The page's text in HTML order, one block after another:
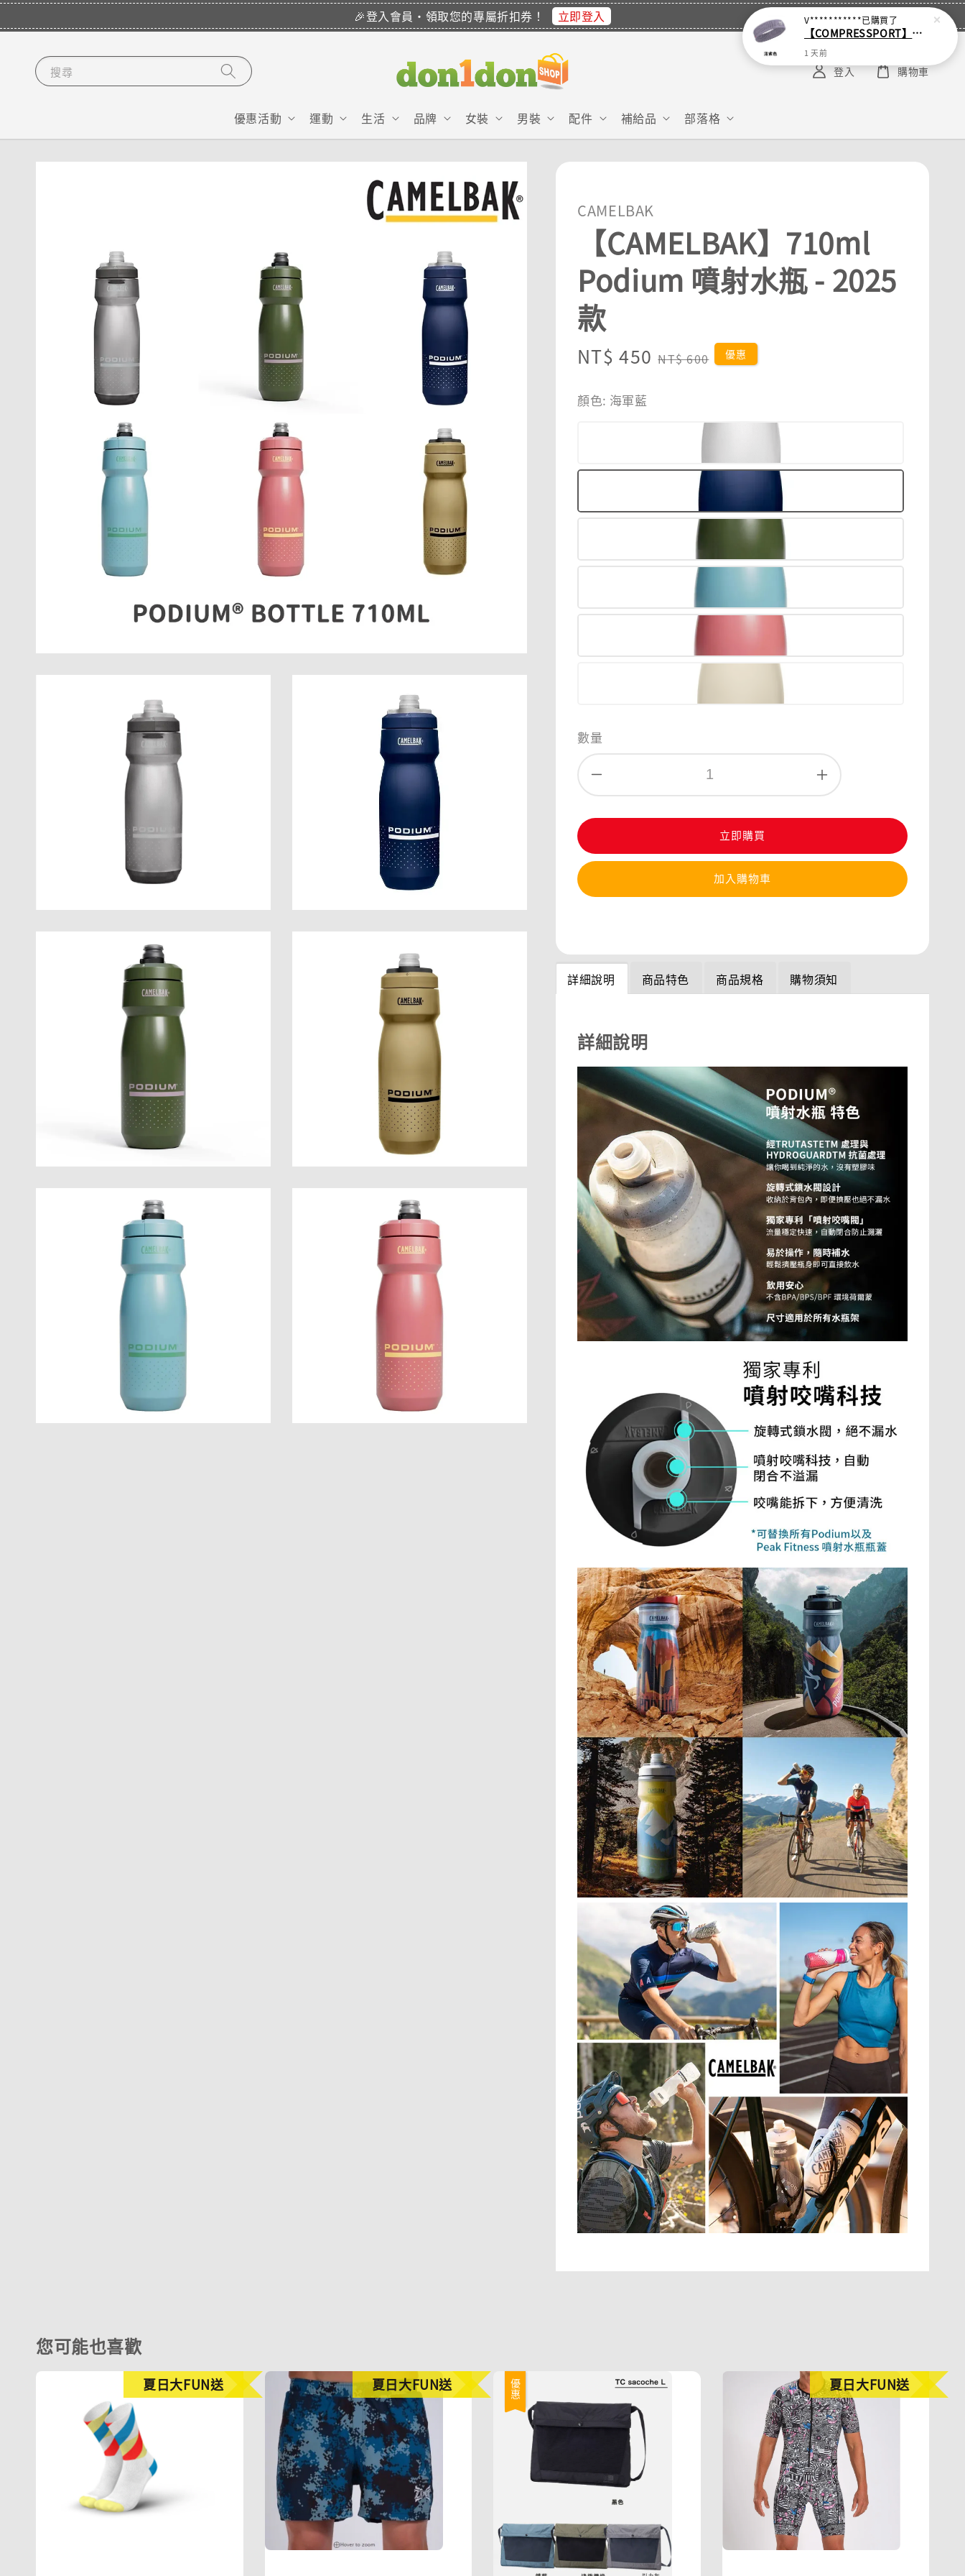
🎉登入會員・領取您的專屬折扣券！ 立即登入
搜尋
優惠活動 運動 生活 品牌 女裝 男裝 配件 補給品 部落格
登入 購物車
CAMELBAK
【CAMELBAK】710ml
Podium 噴射水瓶 - 2025
款
Sale
NT$ 450 Regular
NT$ 600 優惠
顏色: 海軍藍
數量
立即購買
加入購物車
詳細說明 商品特色 商品規格 購物須知
詳細說明
您可能也喜歡
夏日大FUN送 夏日大FUN送 優惠 夏日大FUN送
V***********已購買了
【COMPRESSPORT】窄版止汗呼吸頭帶2.0_【零碼】
1 天前